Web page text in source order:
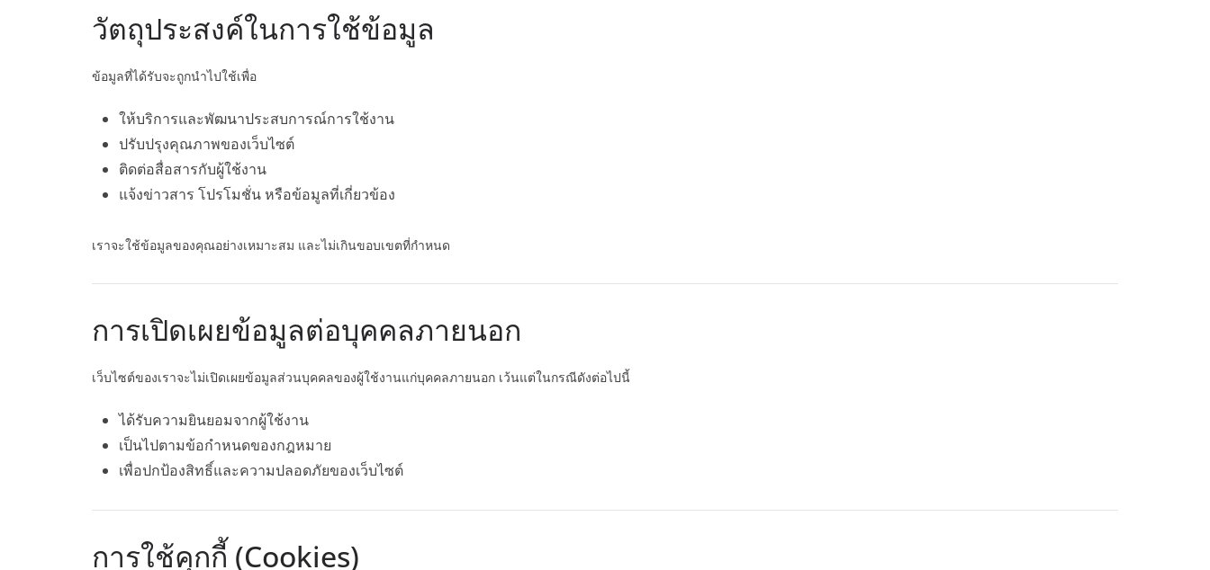
วัตถุประสงค์ในการใช้ข้อมูล
ข้อมูลที่ได้รับจะถูกนำไปใช้เพื่อ
ให้บริการและพัฒนาประสบการณ์การใช้งาน
ปรับปรุงคุณภาพของเว็บไซต์
ติดต่อสื่อสารกับผู้ใช้งาน
แจ้งข่าวสาร โปรโมชั่น หรือข้อมูลที่เกี่ยวข้อง
เราจะใช้ข้อมูลของคุณอย่างเหมาะสม และไม่เกินขอบเขตที่กำหนด
การเปิดเผยข้อมูลต่อบุคคลภายนอก
เว็บไซต์ของเราจะไม่เปิดเผยข้อมูลส่วนบุคคลของผู้ใช้งานแก่บุคคลภายนอก เว้นแต่ในกรณีดังต่อไปนี้
ได้รับความยินยอมจากผู้ใช้งาน
เป็นไปตามข้อกำหนดของกฎหมาย
เพื่อปกป้องสิทธิ์และความปลอดภัยของเว็บไซต์
การใช้คุกกี้ (Cookies)